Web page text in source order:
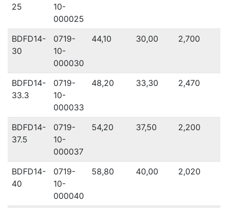
25
10-
000025
BDFD14-
30
0719-
10-
000030
44,10 30,00 2,700
BDFD14-
33.3
0719-
10-
000033
48,20 33,30 2,470
BDFD14-
37.5
0719-
10-
000037
54,20 37,50 2,200
BDFD14-
40
0719-
10-
000040
58,80 40,00 2,020